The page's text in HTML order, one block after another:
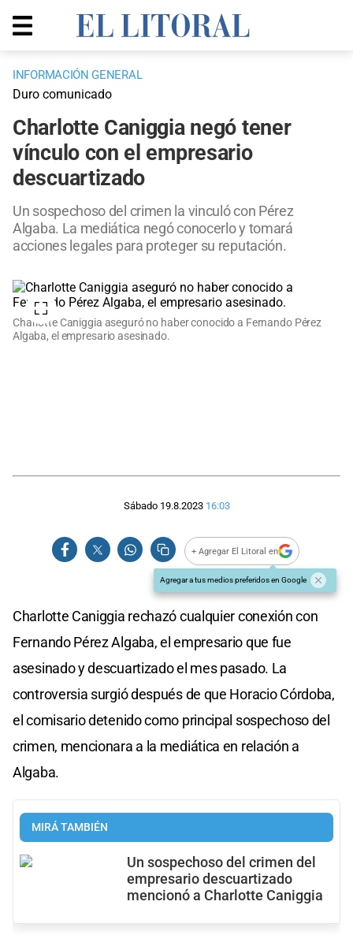
INFORMACIÓN GENERAL
Duro comunicado
Charlotte Caniggia negó tener
vínculo con el empresario
descuartizado
Un sospechoso del crimen la vinculó con Pérez
Algaba. La mediática negó conocerlo y tomará
acciones legales para proteger su reputación.
Charlotte Caniggia aseguró no haber conocido a Fernando Pérez
Algaba, el empresario asesinado.
Sábado 19.8.2023 16:03
+ Agregar El Litoral en
Agregar a tus medios preferidos en Google
Charlotte Caniggia rechazó cualquier conexión con
Fernando Pérez Algaba, el empresario que fue
asesinado y descuartizado el mes pasado. La
controversia surgió después de que Horacio Córdoba,
el comisario detenido como principal sospechoso del
crimen, mencionara a la mediática en relación a
Algaba.
MIRÁ TAMBIÉN
Un sospechoso del crimen del
empresario descuartizado
mencionó a Charlotte Caniggia